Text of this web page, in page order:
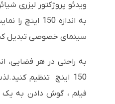
ویدئو پروژکتور لیزری
به اندازه 150
سینمای خصوصی تبدیل
150 اینچ تنظیم
فیلم ، گوش دادن به یک